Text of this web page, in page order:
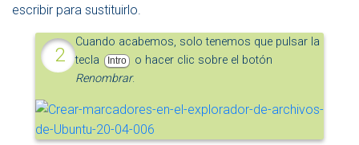
escribir para sustituirlo.
Cuando acabemos, solo tenemos que pulsar la
tecla
Intro
o hacer clic sobre el botón
Renombrar.